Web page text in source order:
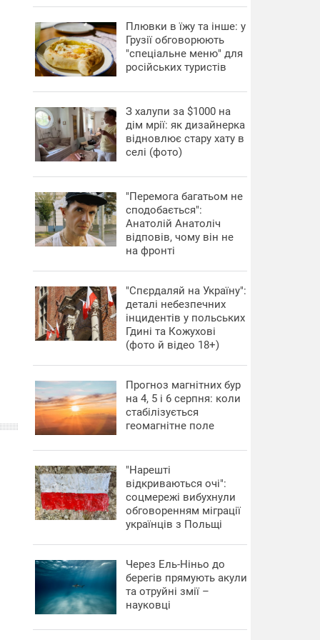
Плювки в їжу та інше: у
Грузії обговорюють
"спеціальне меню" для
російських туристів
З халупи за $1000 на
дім мрії: як дизайнерка
відновлює стару хату в
селі (фото)
"Перемога багатьом не
сподобається":
Анатолій Анатоліч
відповів, чому він не
на фронті
"Спєрдаляй на Україну":
деталі небезпечних
інцидентів у польських
Гдині та Кожухові
(фото й відео 18+)
Прогноз магнітних бур
на 4, 5 і 6 серпня: коли
стабілізується
геомагнітне поле
"Нарешті
відкриваються очі":
соцмережі вибухнули
обговоренням міграції
українців з Польщі
Через Ель-Ніньо до
берегів прямують акули
та отруйні змії –
науковці